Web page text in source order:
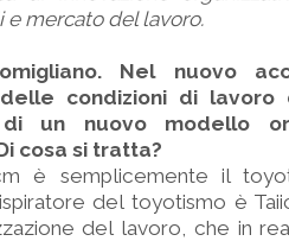
e mercato del lavoro.
Nel nuovo
condizioni di
di un nuovo modello
cosa si tratta?
è semplicemente il
del toyotismo è
del lavoro, che in